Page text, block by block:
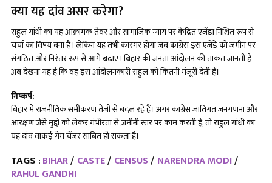
क्या यह दांव असर करेगा?
राहुल गांधी का यह आक्रामक तेवर और सामाजिक न्याय पर केंद्रित एजेंडा निश्चित रूप से
चर्चा का विषय बना है। लेकिन यह तभी कारगर होगा जब कांग्रेस इस एजेंडे को ज़मीन पर
संगठित और निरंतर रूप से आगे बढ़ाए। बिहार की जनता आंदोलन की ताकत जानती है—
अब देखना यह है कि वह इस आंदोलनकारी राहुल को कितनी मंज़ूरी देती है।
निष्कर्ष:
बिहार में राजनीतिक समीकरण तेजी से बदल रहे हैं। अगर कांग्रेस जातिगत जनगणना और
आरक्षण जैसे मुद्दों को लेकर गंभीरता से ज़मीनी स्तर पर काम करती है, तो राहुल गांधी का
यह दांव वाकई गेम चेंजर साबित हो सकता है।
TAGS : BIHAR CASTE CENSUS
NARENDRA MODI
RAHUL GANDHI